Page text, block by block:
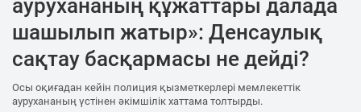
аурухананың құжаттары далада
шашылып жатыр»: Денсаулық
сақтау басқармасы не дейді?
Осы оқиғадан кейін полиция қызметкерлері мемлекеттік
аурухананың үстінен әкімшілік хаттама толтырды.